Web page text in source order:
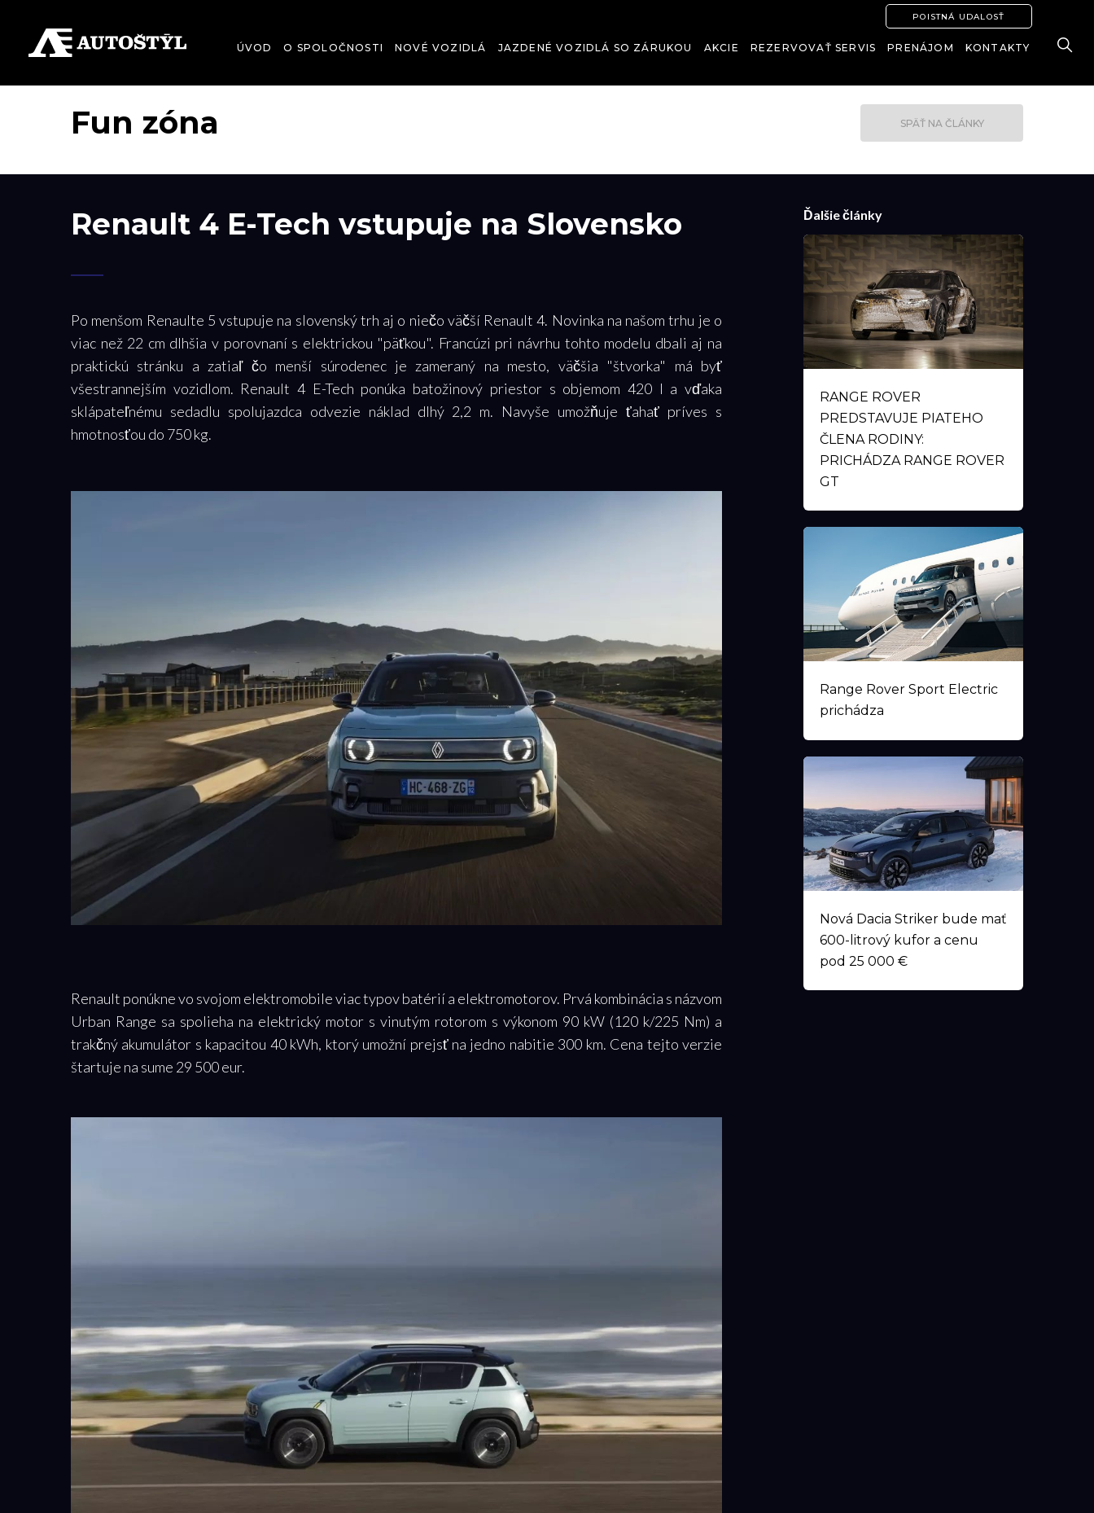
ÚVOD O SPOLOČNOSTI NOVÉ VOZIDLÁ JAZDENÉ VOZIDLÁ SO ZÁRUKOU AKCIE REZERVOVAŤ SERVIS PRENÁJOM KONTAKTY
POISTNÁ UDALOSŤ
Fun zóna SPÄŤ NA ČLÁNKY
Ďalšie články
RANGE ROVER
PREDSTAVUJE PIATEHO
ČLENA RODINY:
PRICHÁDZA RANGE ROVER
GT
Range Rover Sport Electric
prichádza
Nová Dacia Striker bude mať
600-litrový kufor a cenu
pod 25 000 €
Renault 4 E-Tech vstupuje na Slovensko
Po menšom Renaulte 5 vstupuje na slovenský trh aj o niečo väčší Renault 4. Novinka na našom trhu je o
viac než 22 cm dlhšia v porovnaní s elektrickou "päťkou". Francúzi pri návrhu tohto modelu dbali aj na
praktickú stránku a zatiaľ čo menší súrodenec je zameraný na mesto, väčšia "štvorka" má byť
všestrannejším vozidlom. Renault 4 E-Tech ponúka batožinový priestor s objemom 420 l a vďaka
sklápateľnému sedadlu spolujazdca odvezie náklad dlhý 2,2 m. Navyše umožňuje ťahať príves s
hmotnosťou do 750 kg.
Renault ponúkne vo svojom elektromobile viac typov batérií a elektromotorov. Prvá kombinácia s názvom
Urban Range sa spolieha na elektrický motor s vinutým rotorom s výkonom 90 kW (120 k/225 Nm) a
trakčný akumulátor s kapacitou 40 kWh, ktorý umožní prejsť na jedno nabitie 300 km. Cena tejto verzie
štartuje na sume 29 500 eur.